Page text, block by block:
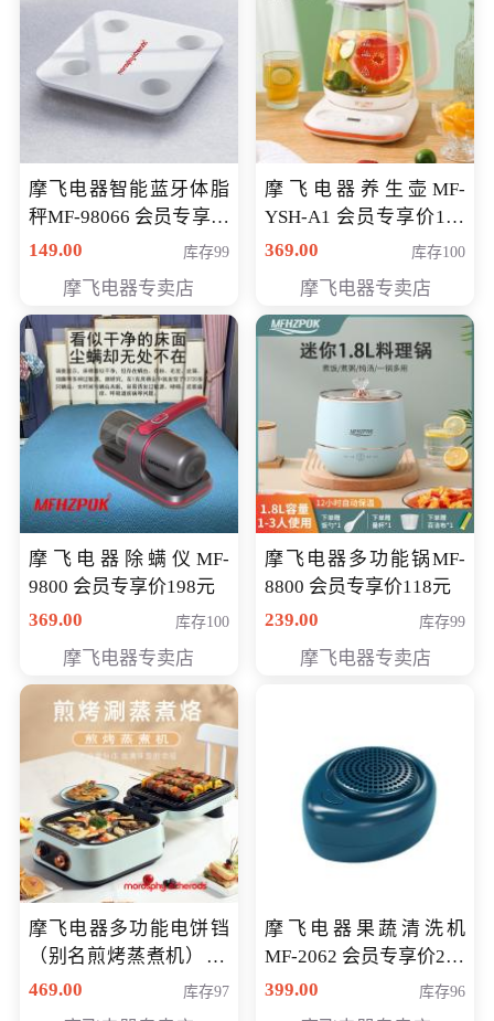
摩飞电器智能蓝牙体脂
秤MF-98066 会员专享价
98元
149.00 库存99
摩飞电器专卖店
摩飞电器养生壶MF-
YSH-A1 会员专享价198
元
369.00 库存100
摩飞电器专卖店
摩飞电器除螨仪MF-
9800 会员专享价198元
369.00
库存100
摩飞电器专卖店
摩飞电器多功能锅MF-
8800 会员专享价118元
239.00
库存99
摩飞电器专卖店
摩飞电器多功能电饼铛
（别名煎烤蒸煮机） 型
号MF-8888B 会员专享
469.00 库存97
摩飞电器果蔬清洗机
MF-2062 会员专享价268
元
399.00 库存96